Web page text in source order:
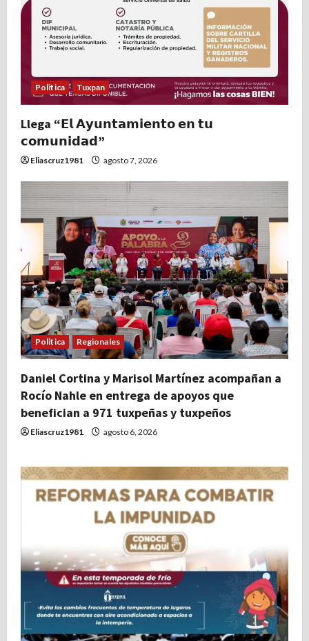
Politica Tuxpan
Llega “𝗘𝗹 𝗔𝘆𝘂𝗻𝘁𝗮𝗺𝗶𝗲𝗻𝘁𝗼 𝗲𝗻 𝘁𝘂
𝗰𝗼𝗺𝘂𝗻𝗶𝗱𝗮𝗱”
Eliascruz1981 agosto 7, 2026
Politica Regionales
Daniel Cortina y Marisol Martínez acompañan a
Rocío Nahle en entrega de apoyos que
benefician a 971 tuxpeñas y tuxpeños
Eliascruz1981 agosto 6, 2026